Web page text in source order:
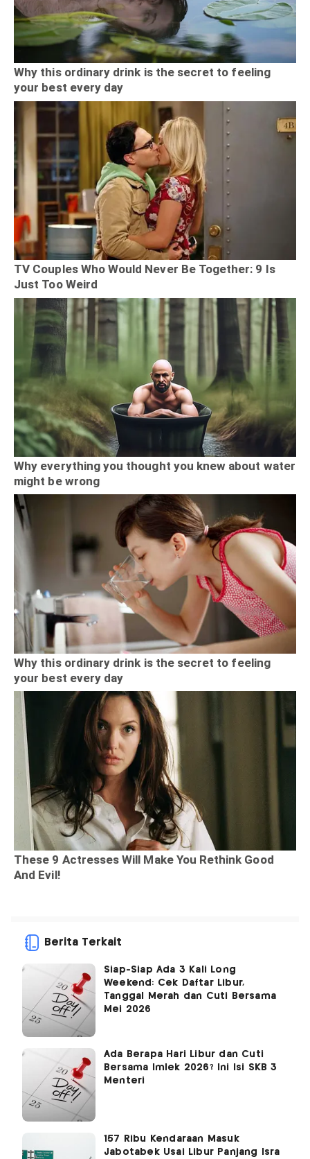
Berita Terkait
Siap-Siap Ada 3 Kali Long
Weekend: Cek Daftar Libur,
Tanggal Merah dan Cuti Bersama
Mei 2026
Ada Berapa Hari Libur dan Cuti
Bersama Imlek 2026? Ini Isi SKB 3
Menteri
157 Ribu Kendaraan Masuk
Jabotabek Usai Libur Panjang Isra